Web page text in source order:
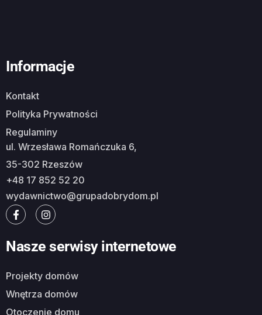
Informacje
Kontakt
Polityka Prywatności
Regulaminy
ul. Wrzesława Romańczuka 6,
35-302 Rzeszów
+48 17 852 52 20
wydawnictwo@grupadobrydom.pl
Nasze serwisy internetowe
Projekty domów
Wnętrza domów
Otoczenie domu